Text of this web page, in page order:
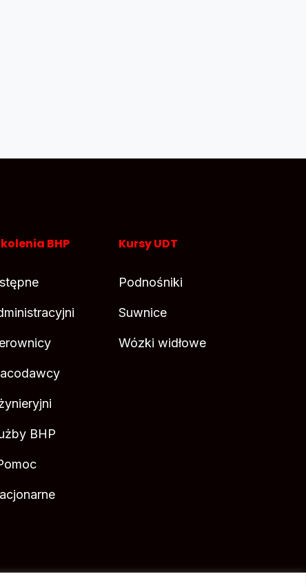
BHP
BHP
Kursy UDT
Podnośniki
Suwnice
Wózki widłowe